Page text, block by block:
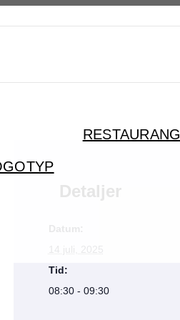
RESTAURANG
Detaljer
Tid:
08:30 - 09:30